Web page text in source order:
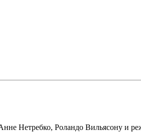
Нетребко, Роландо Вильясону и